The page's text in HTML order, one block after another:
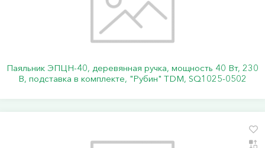
Паяльник ЭПЦН-40, деревянная ручка, мощность 40 Вт, 230
В, подставка в комплекте, "Рубин" TDM, SQ1025-0502